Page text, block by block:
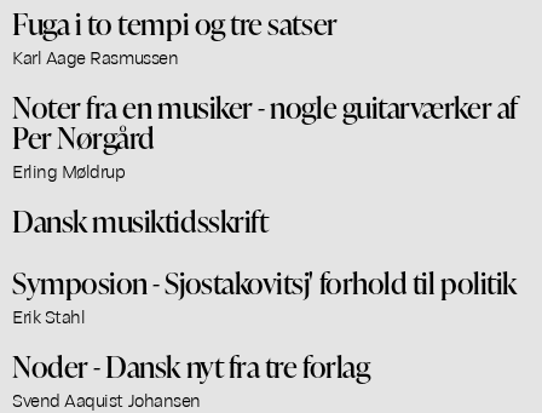
Fuga i to tempi og tre satser
Karl Aage Rasmussen
Noter fra en musiker - nogle guitarværker af
Per Nørgård
Erling Møldrup
Dansk musiktidsskrift
Symposion - Sjostakovitsj' forhold til politik
Erik Stahl
Noder - Dansk nyt fra tre forlag
Svend Aaquist Johansen